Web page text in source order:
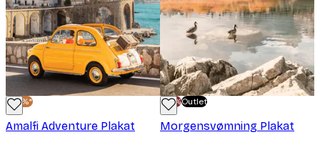
-30%*
Amalfi Adventure Plakat
-70%Outlet
Morgensvømning Plakat